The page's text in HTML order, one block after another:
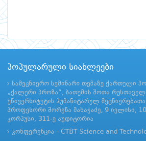
პოპულარული სიახლეები
სამეცნიერო სემინარი თემაზე ქართული
„ქალური პროზა“, ბათუმის შოთა
უნივერსიტეტის ჰუმანიტარულ
პროფესორი შორენა მახაჭაძე, 9 ივლისი,
კორპუსი, 311-ე აუდიტორია
კონფერენცია - CTBT Science and